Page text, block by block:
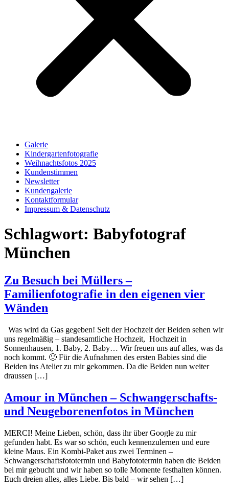
Galerie
Kindergartenfotografie
Weihnachtsfotos 2025
Kundenstimmen
Newsletter
Kundengalerie
Kontaktformular
Impressum & Datenschutz
Schlagwort: Babyfotograf
München
Zu Besuch bei Müllers –
Familienfotografie in den eigenen vier
Wänden
Was wird da Gas gegeben! Seit der Hochzeit der Beiden sehen wir
uns regelmäßig – standesamtliche Hochzeit, Hochzeit in
Sonnenhausen, 1. Baby, 2. Baby… Wir freuen uns auf alles, was da
noch kommt. 🙂 Für die Aufnahmen des ersten Babies sind die
Beiden ins Atelier zu mir gekommen. Da die Beiden nun weiter
draussen […]
Amour in München – Schwangerschafts-
und Neugeborenenfotos in München
MERCI! Meine Lieben, schön, dass ihr über Google zu mir
gefunden habt. Es war so schön, euch kennenzulernen und eure
kleine Maus. Ein Kombi-Paket aus zwei Terminen –
Schwangerschaftsfototermin und Babyfototermin haben die Beiden
bei mir gebucht und wir haben so tolle Momente festhalten können.
Euch dreien alles, alles Liebe. Bis bald – wir sehen […]